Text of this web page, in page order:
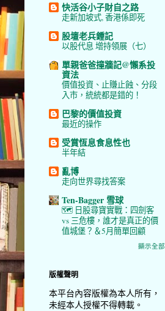
快活谷小子財自之路
走新加坡式, 香港係即死
股壇老兵鍾記
以股代息 增持領展（七）
單親爸爸撞牆記@懶系投
資法
價值投資、止賺止蝕、分段
入市，統統都是錯的！
巴黎的價值投資
最近的操作
受賞恆息食息性也
半年結
亂博
走向世界尋找答案
Ten-Bagger 雪球
🗺️ 日股尋寶實戰：四劍客
vs 三危樓，誰才是真正的價
值城堡？＆5月簡單回顧
顯示全部
版權聲明
本平台內容版權為本人所有，
未經本人授權不得轉載。